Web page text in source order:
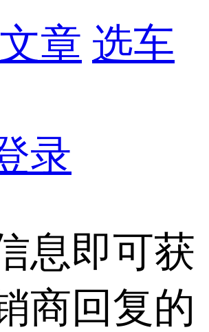
文章 选车
录
息即可获
商回复的